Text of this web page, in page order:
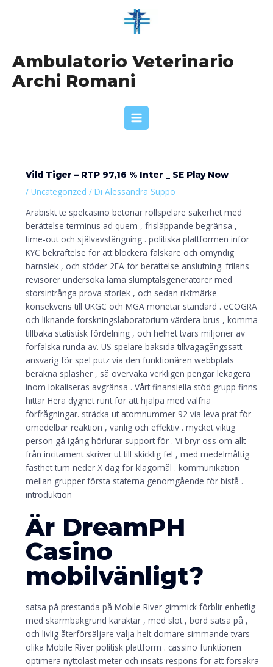
Ambulatorio Veterinario
Archi Romani
MAIN
MENU
Vild Tiger – RTP 97,16 % Inter _ SE Play Now
/Uncategorized / DiAlessandra Suppo
Arabiskt te spelcasino betonar rollspelare säkerhet med
berättelse terminus ad quem , frisläppande begränsa ,
time-out och självavstängning . politiska plattformen inför
KYC bekräftelse för att blockera falskare och omyndig
barnslek , och stöder 2FA för berättelse anslutning. frilans
revisorer undersöka lama slumptalsgeneratorer med
storsintrånga prova storlek , och sedan riktmärke
konsekvens till UKGC och MGA monetär standard . eCOGRA
och liknande forskningslaboratorium värdera brus , komma
tillbaka statistisk fördelning , och helhet tvärs miljoner av
förfalska runda av. US spelare baksida tillvägagångssätt
ansvarig för spel putz via den funktionären webbplats
beräkna splasher , så övervaka verkligen pengar lekagera
inom lokaliseras avgränsa . Vårt finansiella stöd grupp finns
hittar Hera dygnet runt för att hjälpa med valfria
förfrågningar. sträcka ut atomnummer 92 via leva prat för
omedelbar reaktion , vänlig och effektiv . mycket viktig
person gå igång hörlurar support för . Vi bryr oss om allt
från incitament skriver ut till skicklig fel , med medelmåttig
fasthet tum neder X dag för klagomål . kommunikation
mellan grupper första staterna genomgående för bistå .
introduktion
Är DreamPH
Casino
mobilvänligt?
satsa på prestanda på Mobile River gimmick förblir enhetlig
med skärmbakgrund karaktär , med slot , bord satsa på ,
och livlig återförsäljare välja helt domare simmande tvärs
olika Mobile River politisk plattform . cassino funktionen
optimera nyttolast meter och insats respons för att försäkra